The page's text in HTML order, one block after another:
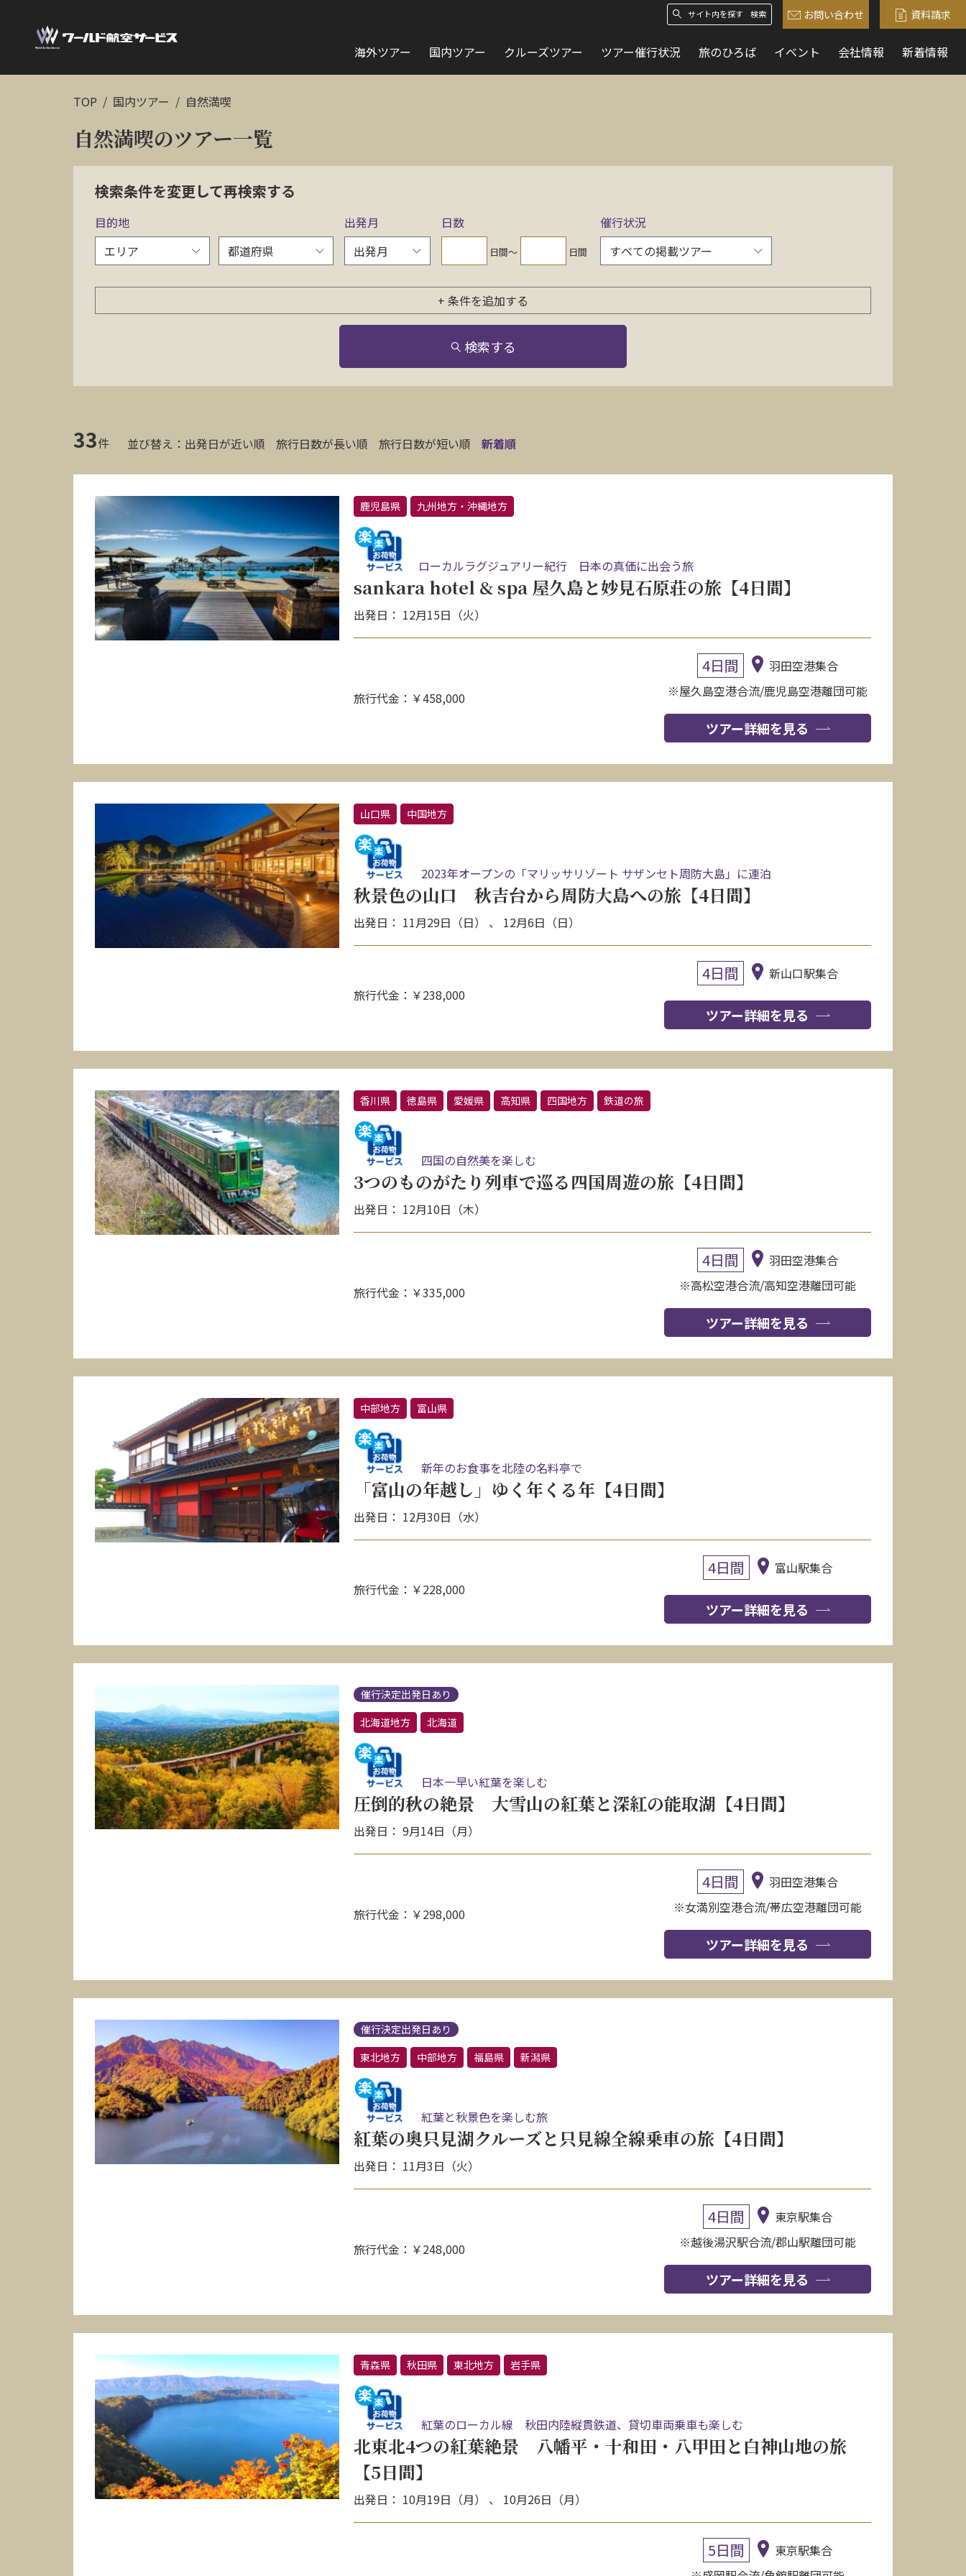
検索 お問い合わせ 資料請求
海外ツアー 国内ツアー クルーズツアー ツアー催行状況 旅のひろば イベント 会社情報 新着情報
TOP 国内ツアー 自然満喫
自然満喫のツアー一覧
検索条件を変更して再検索する
目的地 出発月 日数
日間〜 日間
催行状況
+ 条件を追加する
検索する
33件 並び替え： 出発日が近い順 旅行日数が長い順 旅行日数が短い順 新着順
鹿児島県 九州地方・沖縄地方
ローカルラグジュアリー紀行 ――日本の真価に出会う旅
sankara hotel & spa 屋久島と妙見石原荘の旅【4日間】
出発日： 12月15日（火）
旅行代金：￥458,000
4日間
羽田空港集合
※屋久島空港合流/鹿児島空港離団可能
ツアー詳細を見る
山口県 中国地方
2023年オープンの「マリッサリゾート サザンセト周防大島」に連泊
秋景色の山口 秋吉台から周防大島への旅【4日間】
出発日： 11月29日（日） 、 12月6日（日）
旅行代金：￥238,000
4日間 新山口駅集合
ツアー詳細を見る
香川県 徳島県 愛媛県 高知県 四国地方 鉄道の旅
四国の自然美を楽しむ
3つのものがたり列車で巡る四国周遊の旅【4日間】
出発日： 12月10日（木）
旅行代金：￥335,000
4日間
羽田空港集合
※高松空港合流/高知空港離団可能
ツアー詳細を見る
中部地方 富山県
新年のお食事を北陸の名料亭で
「富山の年越し」ゆく年くる年【4日間】
出発日： 12月30日（水）
旅行代金：￥228,000
4日間 富山駅集合
ツアー詳細を見る
催行決定出発日あり
北海道地方
北海道
日本一早い紅葉を楽しむ
圧倒的秋の絶景 大雪山の紅葉と深紅の能取湖【4日間】
出発日： 9月14日（月）
旅行代金：￥298,000
4日間
羽田空港集合
※女満別空港合流/帯広空港離団可能
ツアー詳細を見る
催行決定出発日あり
東北地方
中部地方 福島県 新潟県
紅葉と秋景色を楽しむ旅
紅葉の奥只見湖クルーズと只見線全線乗車の旅【4日間】
出発日： 11月3日（火）
旅行代金：￥248,000
4日間
東京駅集合
※越後湯沢駅合流/郡山駅離団可能
ツアー詳細を見る
青森県 秋田県 東北地方 岩手県
紅葉のローカル線 秋田内陸縦貫鉄道、貸切車両乗車も楽しむ
北東北4つの紅葉絶景 八幡平・十和田・八甲田と白神山地の旅
【5日間】
出発日： 10月19日（月） 、 10月26日（月）
5日間
東京駅集合